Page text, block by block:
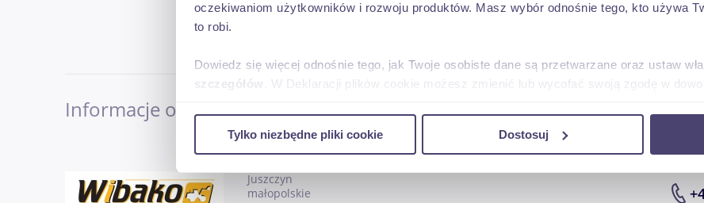
oczekiwaniom użytkowników i rozwoju produktów. Masz wybór odnośnie tego, kto używa
to robi.
Dowiedz się więcej odnośnie tego, jak Twoje osobiste dane są przetwarzane oraz ustaw
szczegółów . W Deklaracji plików cookie możesz zmienić lub wycofać swoją zgodę w
ruch w naszej witrynie. Informacje o tym, jak korzystasz z naszej witryny, udostępniamy
uzyskanymi podczas korzystania z ich usług.
Tylko niezbędne pliki cookie Dostosuj
Informacje o sprzedającym
Wibako
Juszczyn
małopolskie